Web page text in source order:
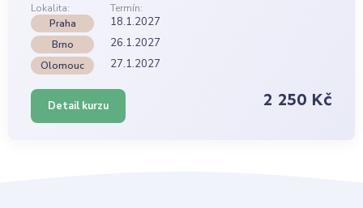
Lokalita:
Termín:
Praha
18.1.2027
Brno 26.1.2027
Olomouc 27.1.2027
Detail kurzu 2 250 Kč